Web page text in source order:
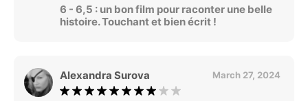
6 - 6,5 : un bon film pour raconter une belle
histoire. Touchant et bien écrit !
Alexandra Surova March 27, 2024